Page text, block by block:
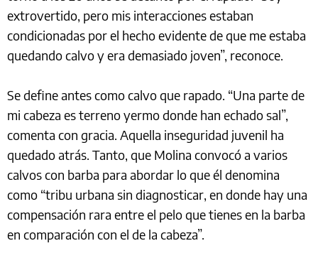
extrovertido, pero mis interacciones estaban
condicionadas por el hecho evidente de que me estaba
quedando calvo y era demasiado joven”, reconoce.
Se define antes como calvo que rapado. “Una parte de
mi cabeza es terreno yermo donde han echado sal”,
comenta con gracia. Aquella inseguridad juvenil ha
quedado atrás. Tanto, que Molina convocó a varios
calvos con barba para abordar lo que él denomina
como “tribu urbana sin diagnosticar, en donde hay una
compensación rara entre el pelo que tienes en la barba
en comparación con el de la cabeza”.